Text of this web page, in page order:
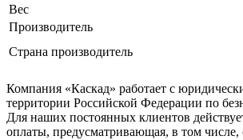
Вес
Производитель
Страна производитель
Компания «Каскад» работает с
территории Российской Федерации по
Для наших постоянных клиентов
оплаты, предусматривающая, в том числе,